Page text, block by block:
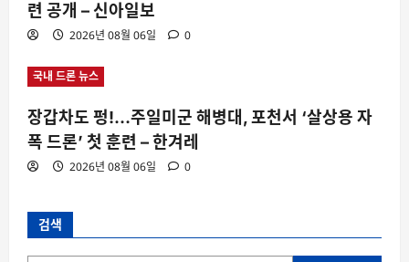
련 공개 – 신아일보
2026년 08월 06일 0
국내 드론 뉴스
장갑차도 펑!…주일미군 해병대, 포천서 ‘살상용 자
폭 드론’ 첫 훈련 – 한겨레
2026년 08월 06일 0
검색